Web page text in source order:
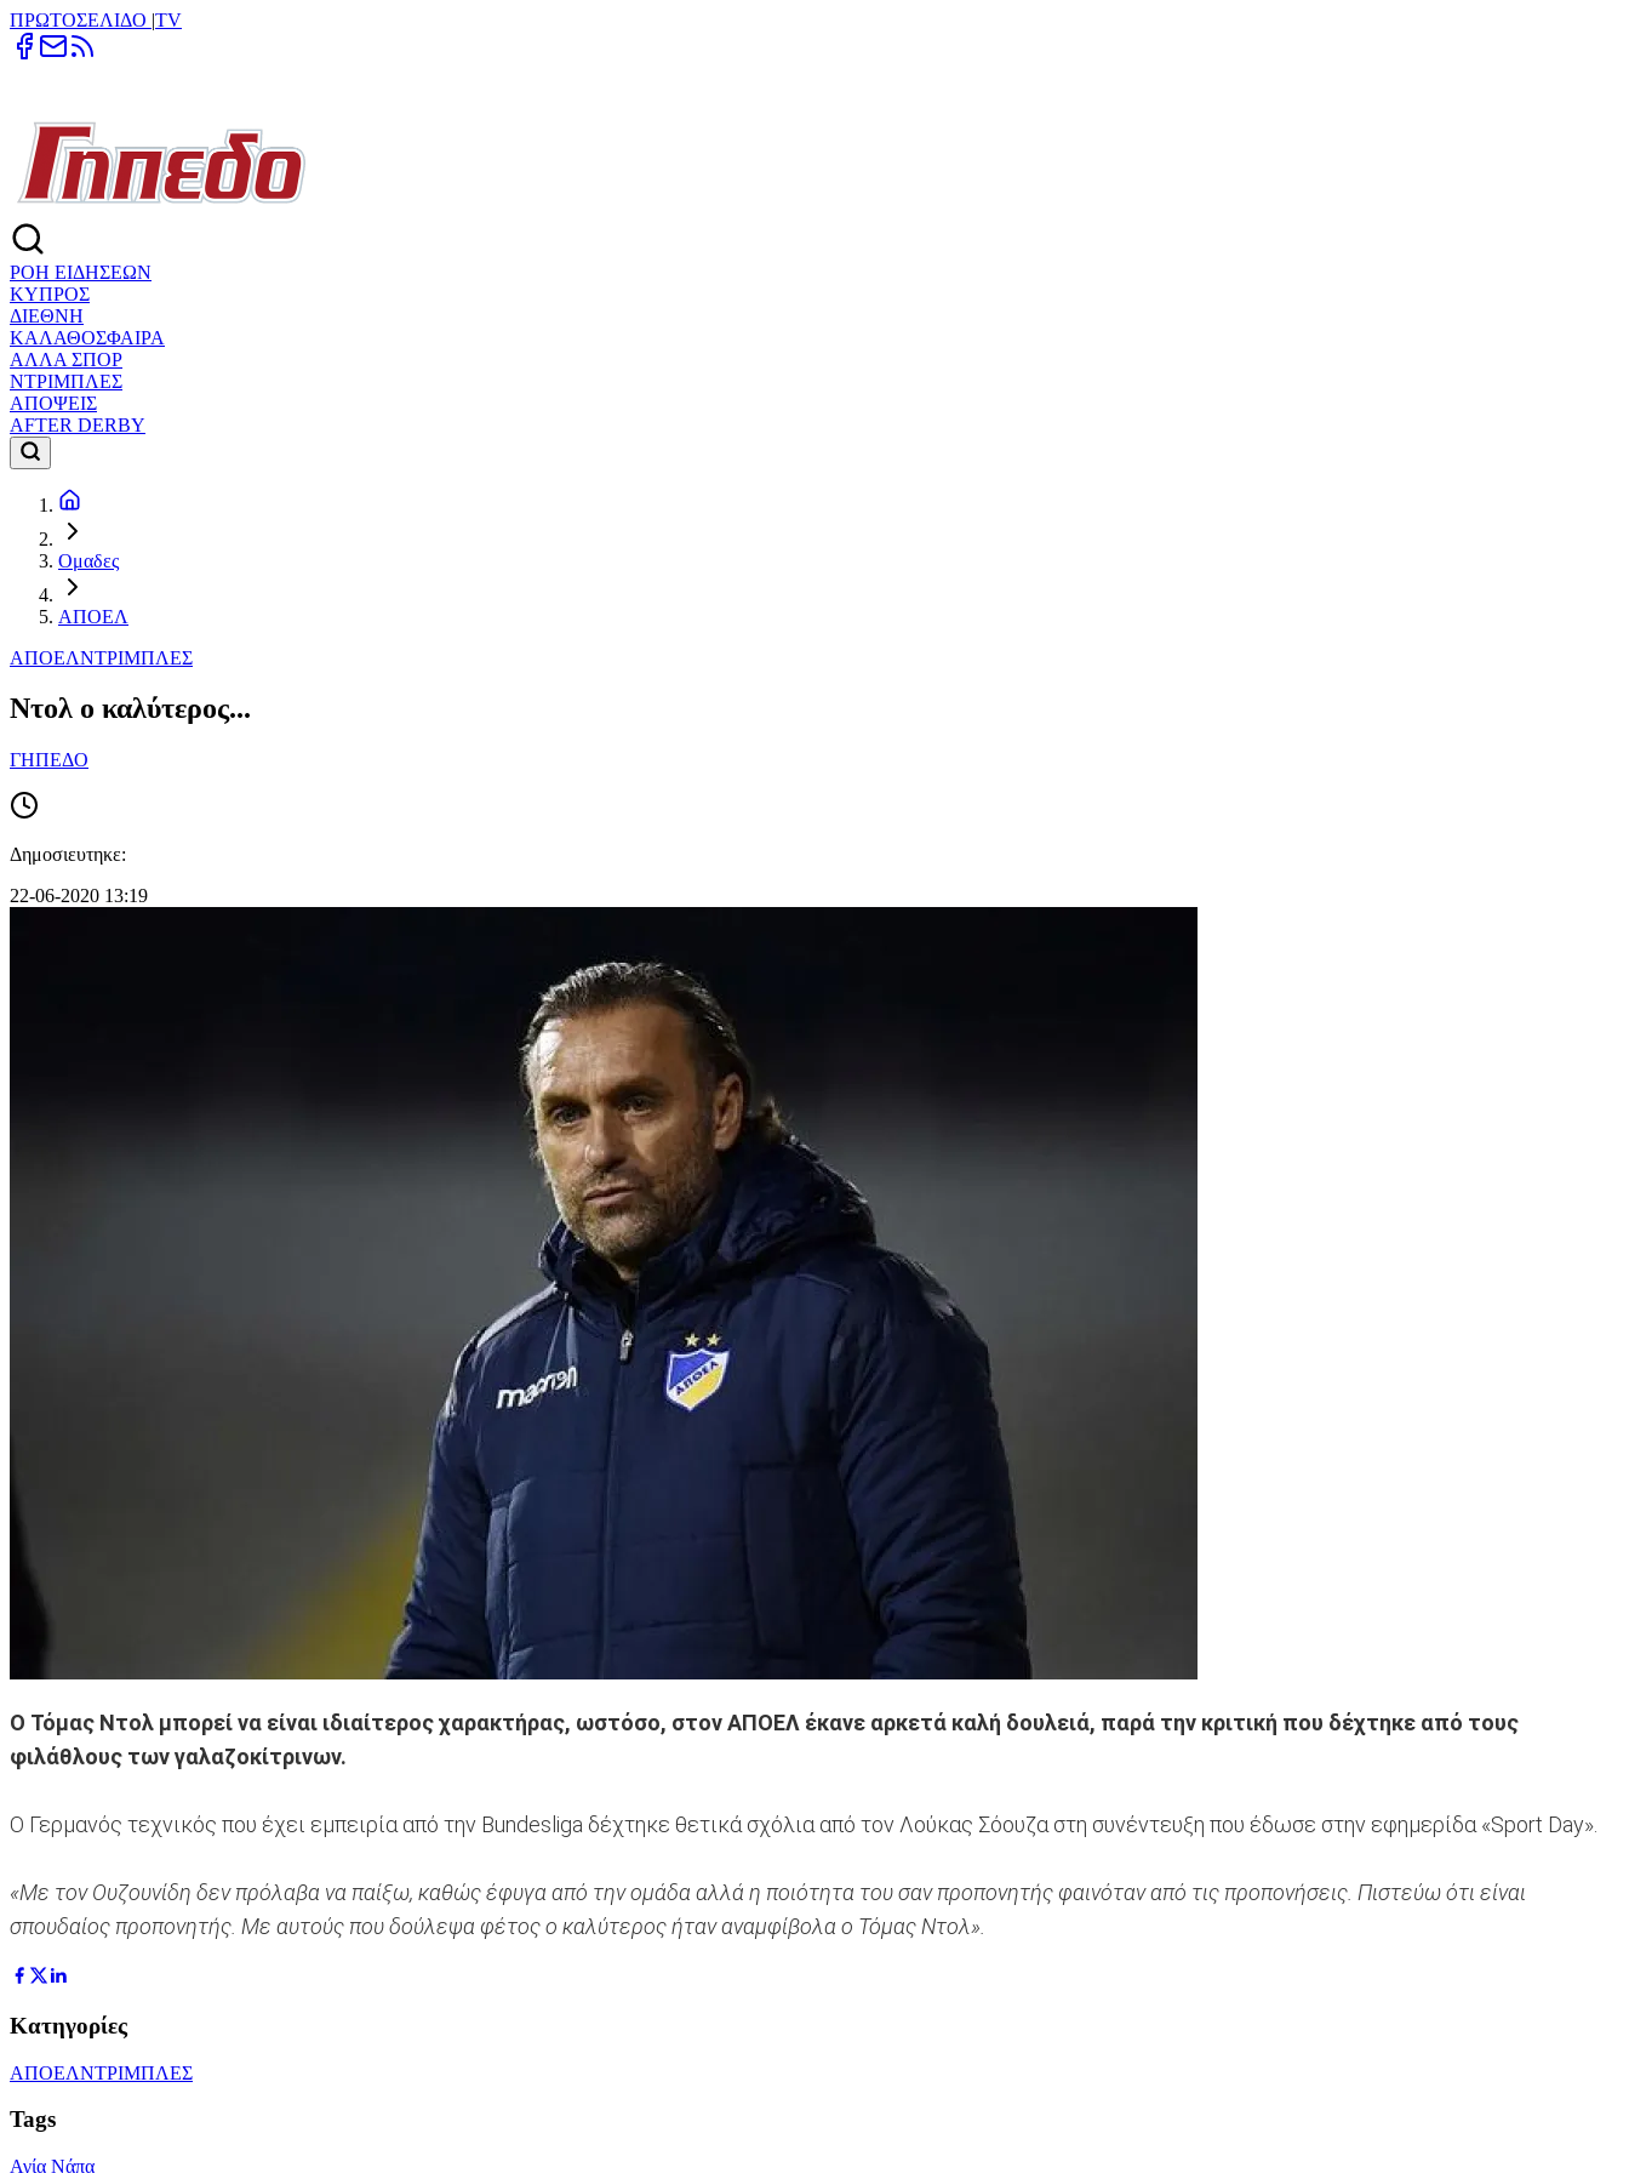
ΠΡΩΤΟΣΕΛΙΔΟ |TV
ΡΟΗ ΕΙΔΗΣΕΩΝ
ΚΥΠΡΟΣ
ΔΙΕΘΝΗ
ΚΑΛΑΘΟΣΦΑΙΡΑ
ΑΛΛΑ ΣΠΟΡ
ΝΤΡΙΜΠΛΕΣ
ΑΠΟΨΕΙΣ
AFTER DERBY
Ομαδες
ΑΠΟΕΛ
ΑΠΟΕΛΝΤΡΙΜΠΛΕΣ
Ντολ ο καλύτερος...
ΓΗΠΕΔΟ
Δημοσιευτηκε:
22-06-2020 13:19
Ο Τόμας Ντολ μπορεί να είναι ιδιαίτερος χαρακτήρας, ωστόσο, στον ΑΠΟΕΛ έκανε αρκετά καλή δουλειά, παρά την κριτική που δέχτηκε από τους
φιλάθλους των γαλαζοκίτρινων.
Ο Γερμανός τεχνικός που έχει εμπειρία από την Bundesliga δέχτηκε θετικά σχόλια από τον Λούκας Σόουζα στη συνέντευξη που έδωσε στην εφημερίδα «Sport Day».
«Με τον Ουζουνίδη δεν πρόλαβα να παίξω, καθώς έφυγα από την ομάδα αλλά η ποιότητα του σαν προπονητής φαινόταν από τις προπονήσεις. Πιστεύω ότι είναι
σπουδαίος προπονητής. Με αυτούς που δούλεψα φέτος ο καλύτερος ήταν αναμφίβολα ο Τόμας Ντολ».
Κατηγορίες
ΑΠΟΕΛΝΤΡΙΜΠΛΕΣ
Tags
Αγία Νάπα